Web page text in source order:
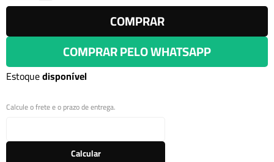
COMPRAR
COMPRAR PELO WHATSAPP
Estoquedisponível
Calcule o frete e o prazo de entrega.
Calcular